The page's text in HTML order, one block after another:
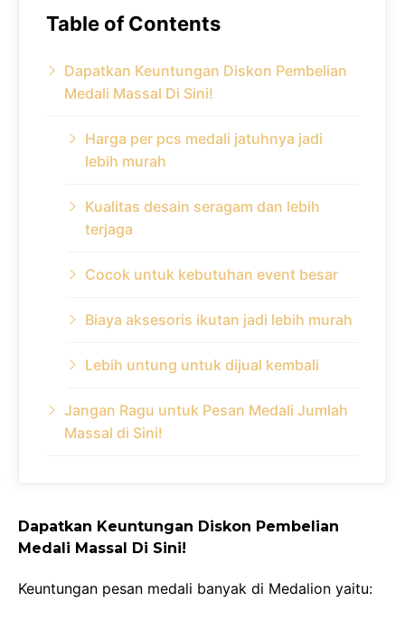
Table of Contents
Dapatkan Keuntungan Diskon Pembelian
Medali Massal Di Sini!
Harga per pcs medali jatuhnya jadi
lebih murah
Kualitas desain seragam dan lebih
terjaga
Cocok untuk kebutuhan event besar
Biaya aksesoris ikutan jadi lebih murah
Lebih untung untuk dijual kembali
Jangan Ragu untuk Pesan Medali Jumlah
Massal di Sini!
Dapatkan Keuntungan Diskon Pembelian
Medali Massal Di Sini!
Keuntungan pesan medali banyak di Medalion yaitu: